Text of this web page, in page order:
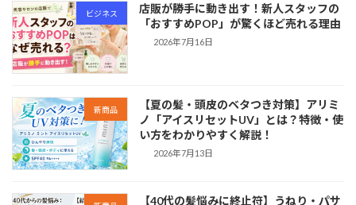
ビジネス
店販が勝手に動き出す！新人スタッフの
「おすすめPOP」が驚くほど売れる理由
2026年7月16日
新商品
【夏の髪・頭皮のベタつき対策】アリミ
ノ「アイスリセットUV」とは？特徴・使
い方をわかりやすく解説！
2026年7月13日
【40代の髪悩みに終止符】うねり・パサ